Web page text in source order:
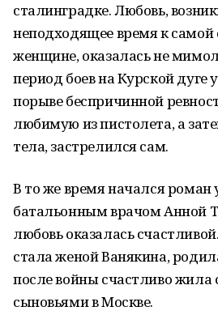
сталинградке. Любовь,
неподходящее время к
женщине, оказалась не
период боев на Курской
порыве беспричинной
любимую из пистолета, а
тела, застрелился сам.
В то же время начался роман
батальонным врачом Анной
любовь оказалась
стала женой Ванякина,
после войны счастливо
сыновьями в Москве.